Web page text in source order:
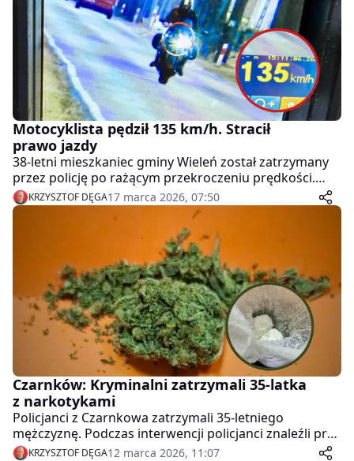
Motocyklista pędził 135 km/h. Stracił
prawo jazdy
38-letni mieszkaniec gminy Wieleń został zatrzymany
przez policję po rażącym przekroczeniu prędkości.
Jechał aż 135 km/h w miejscu, gdzie obowiązywało
ograniczenie do 60 km/h. Sprawa zakończyła się
wysokim mandatem i utratą prawa jazdy.
KRZYSZTOF DĘGA17 marca 2026, 07:50
Czarnków: Kryminalni zatrzymali 35-latka
z narkotykami
Policjanci z Czarnkowa zatrzymali 35-letniego
mężczyznę. Podczas interwencji policjanci znaleźli przy
nim amfetaminę oraz marihuanę.
KRZYSZTOF DĘGA12 marca 2026, 11:07